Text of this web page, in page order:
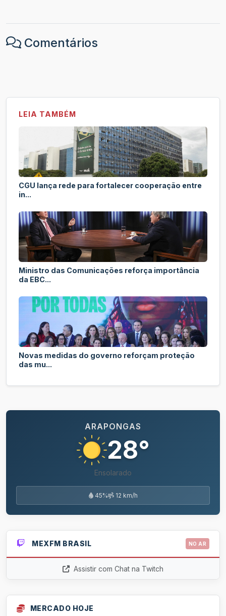
Comentários
LEIA TAMBÉM
CGU lança rede para fortalecer cooperação entre
in...
Ministro das Comunicações reforça importância
da EBC...
Novas medidas do governo reforçam proteção
das mu...
ARAPONGAS
28°
Ensolarado
45% 12 km/h
MEXFM BRASIL NO AR
Assistir com Chat na Twitch
MERCADO HOJE